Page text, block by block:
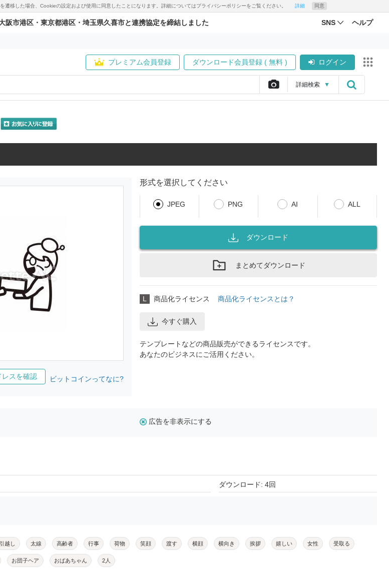
移した場合、Cookieの設定および使用に同意したことになります。詳細についてはプライバシーポリシーをご覧ください。 詳細 同意
阪市港区・東京都港区・埼玉県久喜市と連携協定を締結しました SNS ヘルプ
プレミアム会員登録 ダウンロード会員登録 ( 無料 ) ログイン
詳細検索 ▼
レスを確認 ビットコインってなに?
形式を選択してください
JPEG PNG AI ALL
ダウンロード
まとめてダウンロード
L 商品化ライセンス 商品化ライセンスとは？
今すぐ購入
テンプレートなどの商品販売ができるライセンスです。
あなたのビジネスにご活用ください。
広告を非表示にする
ダウンロード: 4回
引越し 太線 高齢者 行事 荷物 笑顔 渡す 横顔 横向き 挨拶 嬉しい 女性 受取る
お団子ヘア おばあちゃん 2人